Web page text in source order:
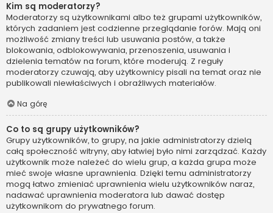
Kim są moderatorzy?
Moderatorzy są użytkownikami albo też grupami użytkowników,
których zadaniem jest codzienne przeglądanie forów. Mają oni
możliwość zmiany treści lub usuwania postów, a także
blokowania, odblokowywania, przenoszenia, usuwania i
dzielenia tematów na forum, które moderują. Z reguły
moderatorzy czuwają, aby użytkownicy pisali na temat oraz nie
publikowali niewłaściwych i obraźliwych materiałów.
Na górę
Co to są grupy użytkowników?
Grupy użytkowników, to grupy, na jakie administratorzy dzielą
całą społeczność witryny, aby łatwiej było nimi zarządzać. Każdy
użytkownik może należeć do wielu grup, a każda grupa może
mieć swoje własne uprawnienia. Dzięki temu administratorzy
mogą łatwo zmieniać uprawnienia wielu użytkowników naraz,
nadawać uprawnienia moderatora lub dawać dostęp
użytkownikom do prywatnego forum.